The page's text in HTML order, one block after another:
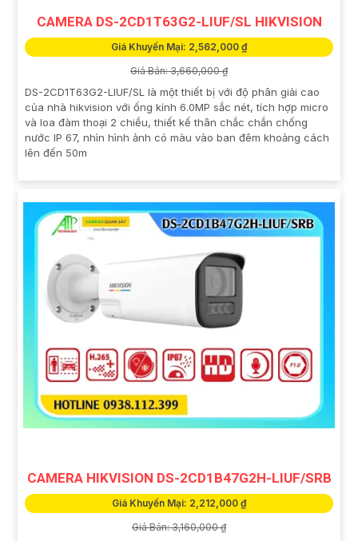
CAMERA DS-2CD1T63G2-LIUF/SL HIKVISION
Giá Khuyến Mại: 2,562,000 ₫
Giá Bán: 3,660,000 ₫
DS-2CD1T63G2-LIUF/SL là một thiết bị với độ phân giải cao
của nhà hikvision với ống kính 6.0MP sắc nét, tích hợp micro
và loa đàm thoại 2 chiều, thiết kế thân chắc chắn chống
nước IP 67, nhìn hình ảnh có màu vào ban đêm khoảng cách
lên đến 50m
CAMERA HIKVISION DS-2CD1B47G2H-LIUF/SRB
Giá Khuyến Mại: 2,212,000 ₫
Giá Bán: 3,160,000 ₫